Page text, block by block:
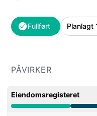
Fullført Planlagt
PÅVIRKER
Eiendomsregisteret
Vedlikehold fra 7:00